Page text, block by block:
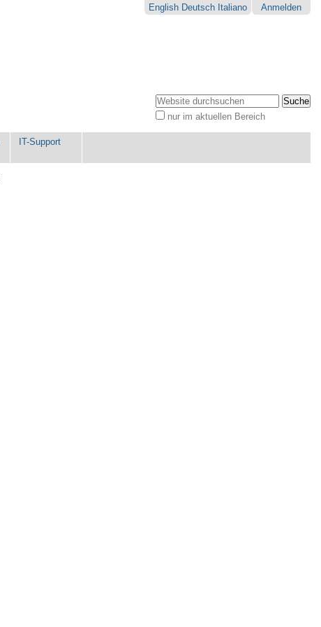
Anmelden
English Deutsch Italiano
Website durchsuchen
nur im aktuellen Bereich
IT-Support